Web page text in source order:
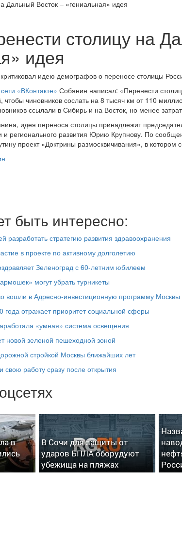
столицу на
идея
идею демографов о переносе столицы
«ВКонтакте» Собянин написал: «Перенести
чтобы чиновников сослать на 8 тысяч км от 110
ссылали в Сибирь и на Восток, но менее
идея переноса столицы принадлежит
и регионального развития Юрию Крупнову. По
проект «Доктрины размосквичивания», в котором
быть интересно:
стратегию развития здравоохранения
в проекте по активному долголетию
Зеленоград с 60-летним юбилеем
могут убрать турникеты
вошли в Адресно-инвестиционную программу Москвы
отражает приоритет социальной сферы
«умная» система освещения
новой зеленой пешеходной зоной
стройкой Москвы ближайших лет
работу сразу после открытия
в
В Сочи для защиты от
ударов БПЛА оборудуют
убежища на пляжах